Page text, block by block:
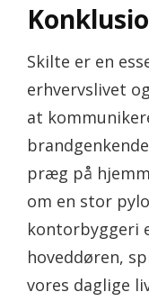
Skilte er en
erhvervslivet
at
præg på
om en stor
kontorbyggeri
hoveddøren,
vores daglige